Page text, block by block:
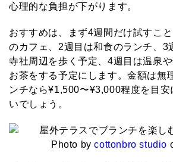
心理的な負担が下がります。
おすすめは、まず4週間だけ試すこ
のカフェ、2週目は和食のランチ、3
寺社周辺を歩く予定、4週目は温泉
お茶をする予定にします。金額は無
ンチなら¥1,500〜¥3,000程度を目安
いでしょう。
Photo bycottonbro studio